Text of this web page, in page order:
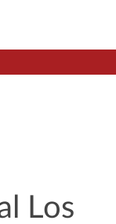
Los